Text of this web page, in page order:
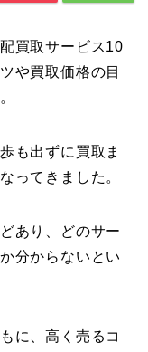
買取サービス10
や買取価格の目
も出ずに買取ま
ってきました。
あり、どのサー
分からないとい
に、高く売るコ